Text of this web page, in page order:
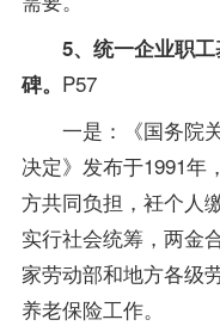
5、统一企业职
碑。 P57
一是：《国务院关
决定》发布于1991年
方共同负担，衽个人
实行社会统筹，两金
家劳动部和地方各级
养老保险工作。